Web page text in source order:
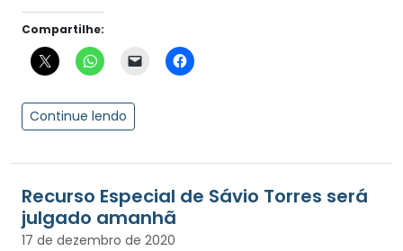
Compartilhe:
Continue lendo
Recurso Especial de Sávio Torres será
julgado amanhã
17 de dezembro de 2020